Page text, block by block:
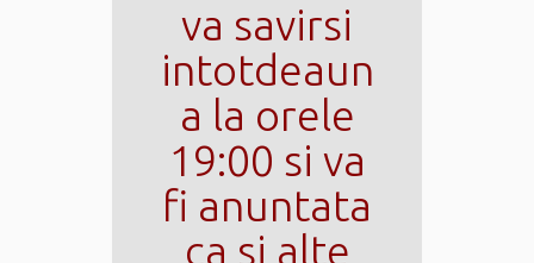
va savirsi
intotdeaun
a la orele
19:00 si va
fi anuntata
ca si alte